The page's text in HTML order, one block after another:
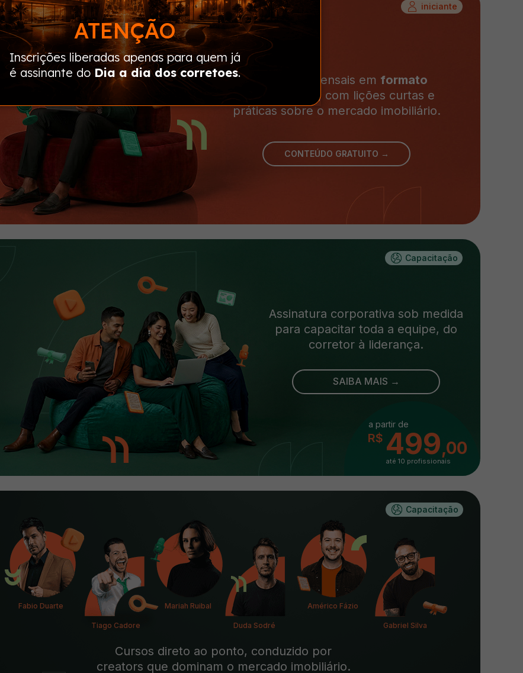
iniciante
Conteúdos mensais em formato
, com lições curtas e
práticas sobre o mercado imobiliário.
CONTEÚDO GRATUITO →
Cursos direto ao ponto, conduzido por
creators que dominam o mercado imobiliário.
Capacitação
Fabio Duarte
a partir de
R$ 499,00
até 10 profissionais
Capacitação
Assinatura corporativa sob medida
para capacitar toda a equipe, do
corretor à liderança.
SAIBA MAIS →
Tiago Cadore Duda Sodré
Mariah Ruibal
Gabriel Silva
Américo Fázio